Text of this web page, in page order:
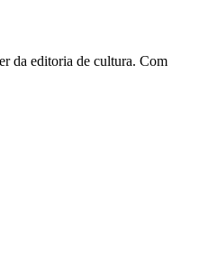
da editoria de cultura. Com